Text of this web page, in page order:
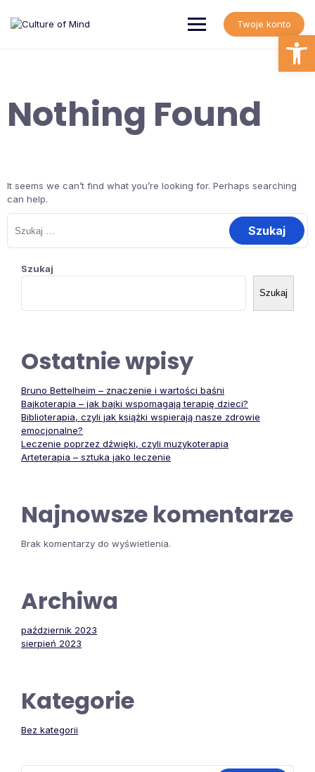
content
Twoje konto
Nothing Found
It seems we can’t find what you’re looking for. Perhaps searching
can help.
Szukaj:
Szukaj
Szukaj
Ostatnie wpisy
Bruno Bettelheim – znaczenie i wartości baśni
Bajkoterapia – jak bajki wspomagają terapię dzieci?
Biblioterapia, czyli jak książki wspierają nasze zdrowie
emocjonalne?
Leczenie poprzez dźwięki, czyli muzykoterapia
Arteterapia – sztuka jako leczenie
Najnowsze komentarze
Brak komentarzy do wyświetlenia.
Archiwa
październik 2023
sierpień 2023
Kategorie
Bez kategorii